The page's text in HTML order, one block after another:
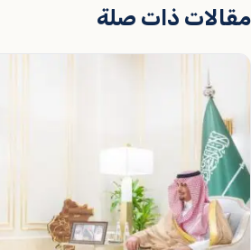
مقالات ذات صلة